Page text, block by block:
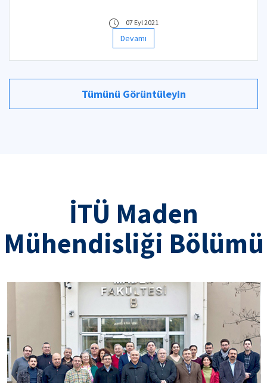
07 Eyl 2021
Devamı
Tümünü Görüntüleyin
İTÜ Maden
Mühendisliği Bölümü